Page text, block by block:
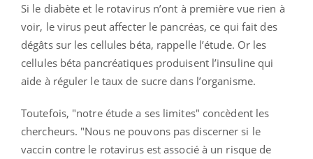
Si le diabète et le rotavirus n’ont à première vue rien à
voir, le virus peut affecter le pancréas, ce qui fait des
dégâts sur les cellules béta, rappelle l’étude. Or les
cellules béta pancréatiques produisent l’insuline qui
aide à réguler le taux de sucre dans l’organisme.
Toutefois, "notre étude a ses limites" concèdent les
chercheurs. "Nous ne pouvons pas discerner si le
vaccin contre le rotavirus est associé à un risque de